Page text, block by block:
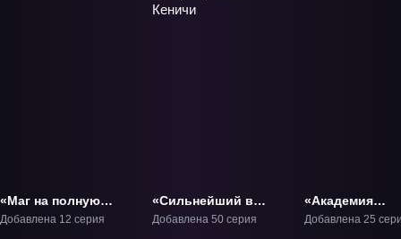
«Маг на полную
ставку 3» ТВ-3
Добавлена 12 серия
«Сильнейший в
истории ученик
Добавлена 50 серия
«Академия
ведьмочек»
Добавлена 25